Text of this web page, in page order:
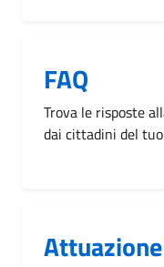
FAQ
Trova le risposte
dai cittadini del